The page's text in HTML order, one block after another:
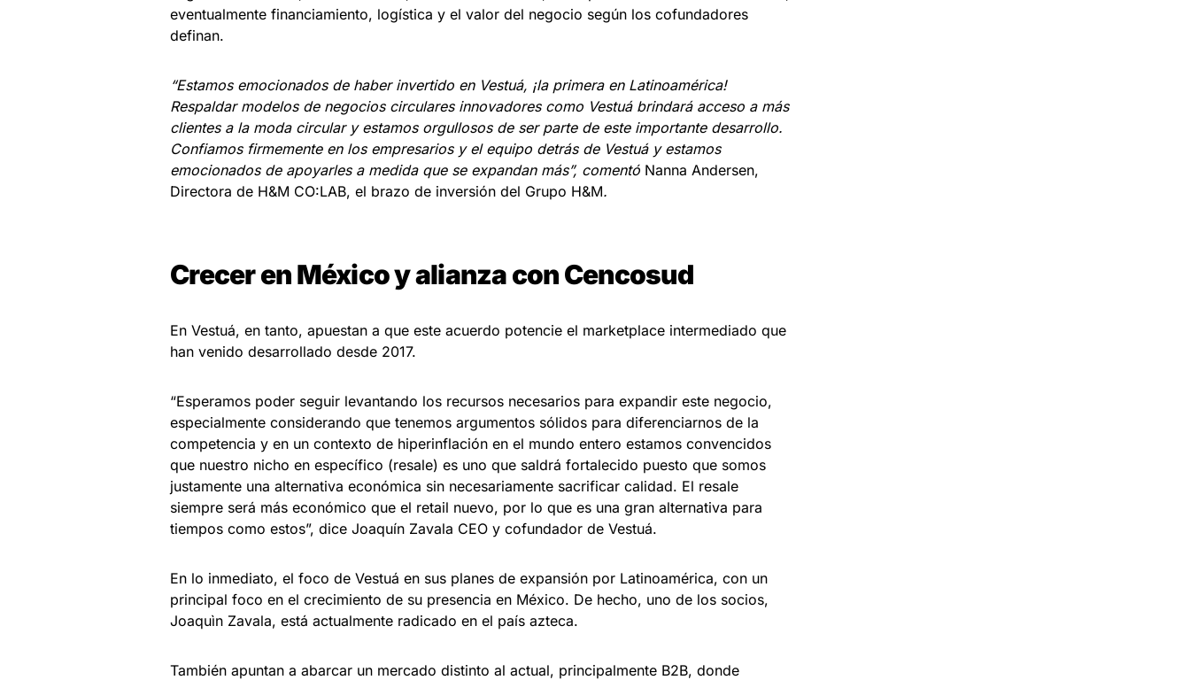
eventualmente financiamiento, logística y el valor del negocio según los cofundadores
definan.
“Estamos emocionados de haber invertido en Vestuá, ¡la primera en Latinoamérica!
Respaldar modelos de negocios circulares innovadores como Vestuá brindará acceso a más
clientes a la moda circular y estamos orgullosos de ser parte de este importante desarrollo.
Confiamos firmemente en los empresarios y el equipo detrás de Vestuá y estamos
emocionados de apoyarles a medida que se expandan más”, comentó Nanna Andersen,
Directora de H&M CO:LAB, el brazo de inversión del Grupo H&M.
Crecer en México y alianza con Cencosud
En Vestuá, en tanto, apuestan a que este acuerdo potencie el marketplace intermediado que
han venido desarrollado desde 2017.
“Esperamos poder seguir levantando los recursos necesarios para expandir este negocio,
especialmente considerando que tenemos argumentos sólidos para diferenciarnos de la
competencia y en un contexto de hiperinflación en el mundo entero estamos convencidos
que nuestro nicho en específico (resale) es uno que saldrá fortalecido puesto que somos
justamente una alternativa económica sin necesariamente sacrificar calidad. El resale
siempre será más económico que el retail nuevo, por lo que es una gran alternativa para
tiempos como estos”, dice Joaquín Zavala CEO y cofundador de Vestuá.
En lo inmediato, el foco de Vestuá en sus planes de expansión por Latinoamérica, con un
principal foco en el crecimiento de su presencia en México. De hecho, uno de los socios,
Joaquìn Zavala, está actualmente radicado en el país azteca.
También apuntan a abarcar un mercado distinto al actual, principalmente B2B, donde